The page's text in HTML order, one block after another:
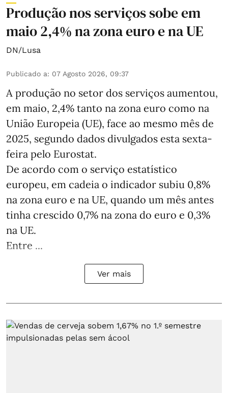
Produção nos serviços sobe em
maio 2,4% na zona euro e na UE
DN/Lusa
Publicado a: 07 Agosto 2026, 09:37
A produção no setor dos serviços aumentou,
em maio, 2,4% tanto na zona euro como na
União Europeia (UE), face ao mesmo mês de
2025, segundo dados divulgados esta sexta-
feira pelo Eurostat.
De acordo com o serviço estatístico
europeu, em cadeia o indicador subiu 0,8%
na zona euro e na UE, quando um mês antes
tinha crescido 0,7% na zona do euro e 0,3%
na UE.
Entre ...
Ver mais